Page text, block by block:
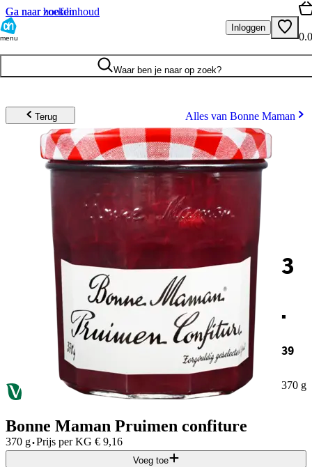
Ga naar hoofdinhoud
Ga naar zoeken
menu
Inloggen
Waar ben je naar op zoek?
Terug Alles van Bonne Maman
3
.
39
370 g
Bonne Maman Pruimen confiture
370 g·Prijs per KG € 9,16
Voeg toe